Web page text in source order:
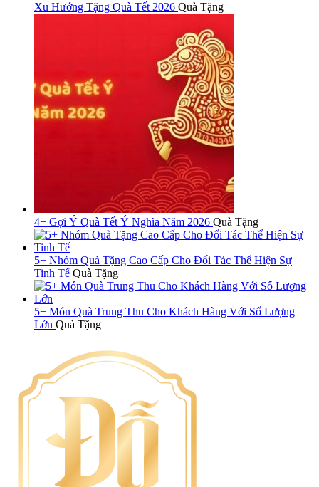
Xu Hướng Tặng Quà Tết 2026 Quà Tặng
4+ Gợi Ý Quà Tết Ý Nghĩa Năm 2026 Quà Tặng
5+ Nhóm Quà Tặng Cao Cấp Cho Đối Tác Thể Hiện Sự
Tinh Tế Quà Tặng
5+ Món Quà Trung Thu Cho Khách Hàng Với Số Lượng
Lớn Quà Tặng